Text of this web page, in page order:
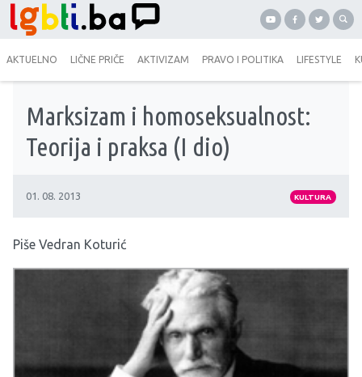
AKTUELNO LIČNE PRIČE AKTIVIZAM PRAVO I POLITIKA LIFESTYLE
Marksizam i homoseksualnost:
Teorija i praksa (I dio)
01. 08. 2013 KULTURA
Piše Vedran Koturić